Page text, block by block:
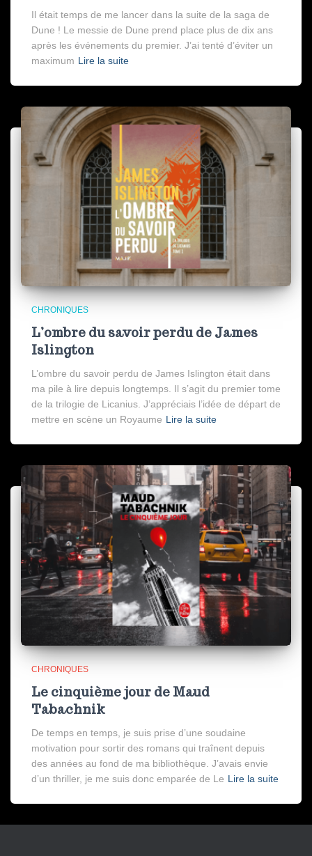
Il était temps de me lancer dans la suite de la saga de
Dune ! Le messie de Dune prend place plus de dix ans
après les événements du premier. J’ai tenté d’éviter un
maximum Lire la suite
CHRONIQUES
L’ombre du savoir perdu de James
Islington
L’ombre du savoir perdu de James Islington était dans
ma pile à lire depuis longtemps. Il s’agit du premier tome
de la trilogie de Licanius. J’appréciais l’idée de départ de
mettre en scène un Royaume Lire la suite
CHRONIQUES
Le cinquième jour de Maud
Tabachnik
De temps en temps, je suis prise d’une soudaine
motivation pour sortir des romans qui traînent depuis
des années au fond de ma bibliothèque. J’avais envie
d’un thriller, je me suis donc emparée de Le Lire la suite